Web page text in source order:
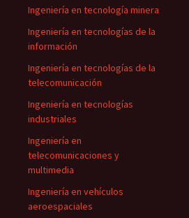
Ingeniería en tecnología minera
Ingeniería en tecnologías de la
información
Ingeniería en tecnologías de la
telecomunicación
Ingeniería en tecnologías
industriales
Ingeniería en
telecomunicaciones y
multimedia
Ingeniería en vehículos
aeroespaciales